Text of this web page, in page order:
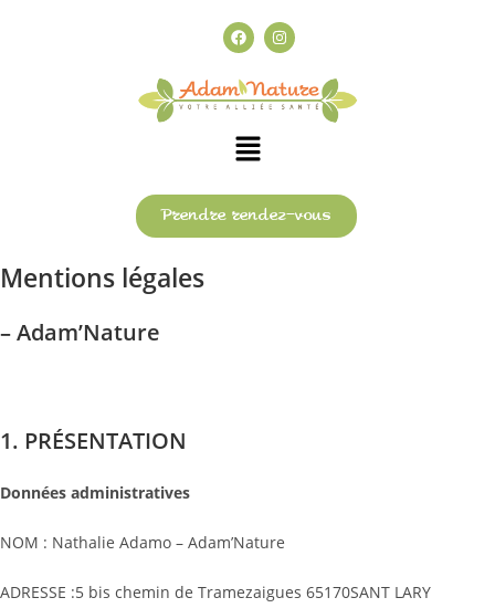
Prendre rendez-vous
Mentions légales
– Adam’Nature
1. PRÉSENTATION
Données administratives
NOM : Nathalie Adamo – Adam’Nature
ADRESSE :5 bis chemin de Tramezaigues 65170SANT LARY